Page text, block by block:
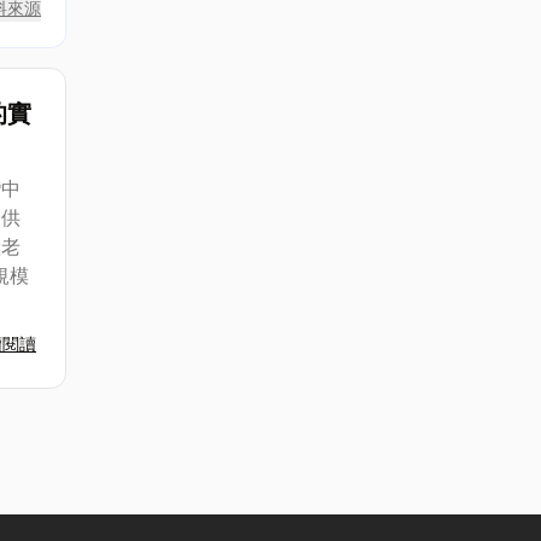
來源
實
模
讀